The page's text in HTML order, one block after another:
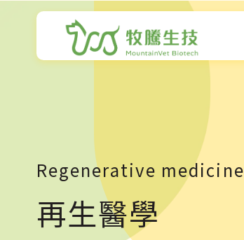
Regenerative medicine
再生醫學